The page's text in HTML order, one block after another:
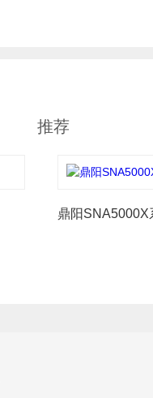
推荐
鼎阳SNA5000X